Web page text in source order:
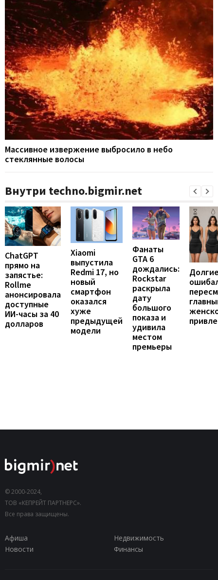
Массивное извержение выбросило в небо
стеклянные волосы
Внутри techno.bigmir.net
ChatGPT
прямо на
запястье:
Rollme
анонсировала
доступные
ИИ-часы за 40
долларов
Xiaomi
выпустила
Redmi 17, но
новый
смартфон
оказался
хуже
предыдущей
модели
Фанаты
GTA 6
дождались:
Rockstar
раскрыла
дату
большого
показа и
удивила
местом
премьеры
© 2000-2024,
ТОВ «КЕПРЕЙТ ПАРТНЕРС».
Все права защищены.
Афиша
Недвижимость
Новости
Финансы